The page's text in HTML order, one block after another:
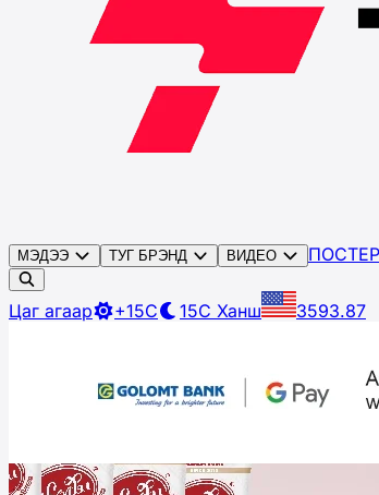
МЭДЭЭ ТУГ БРЭНД ВИДЕО ПОСТЕР
Цаг агаар +15C 15C Ханш 3593.87